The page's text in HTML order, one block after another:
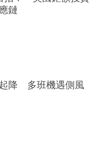
鏈
降 多班機遇側風